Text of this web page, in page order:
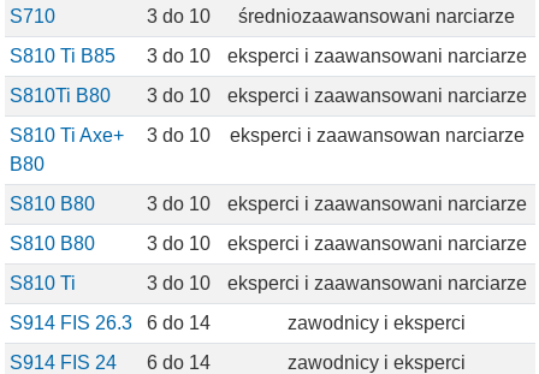
S710
3 do 10
średniozaawansowani narciarze
S810 Ti B85
3 do 10
eksperci i zaawansowani narciarze
S810Ti B80
3 do 10
eksperci i zaawansowani narciarze
S810 Ti Axe+
B80
3 do 10 eksperci i zaawansowan narciarze
S810 B80 3 do 10
eksperci i zaawansowani narciarze
S810 B80
3 do 10
eksperci i zaawansowani narciarze
S810 Ti
3 do 10
eksperci i zaawansowani narciarze
S914 FIS 26.3
6 do 14
zawodnicy i eksperci
S914 FIS 24
6 do 14
zawodnicy i eksperci